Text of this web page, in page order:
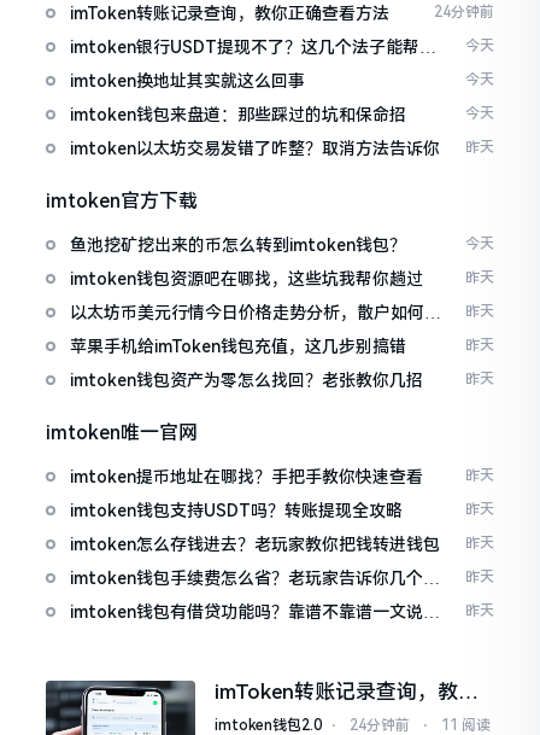
imToken转账记录查询，教你正确查看方法 24分钟前
imtoken银行USDT提现不了？这几个法子能帮你
搞定
今天
imtoken换地址其实就这么回事 今天
imtoken钱包来盘道：那些踩过的坑和保命招 今天
imtoken以太坊交易发错了咋整？取消方法告诉你 昨天
imtoken官方下载
鱼池挖矿挖出来的币怎么转到imtoken钱包？ 今天
imtoken钱包资源吧在哪找，这些坑我帮你趟过 昨天
以太坊币美元行情今日价格走势分析，散户如何避
免追涨杀跌被套牢
昨天
苹果手机给imToken钱包充值，这几步别搞错 昨天
imtoken钱包资产为零怎么找回？老张教你几招 昨天
imtoken唯一官网
imtoken提币地址在哪找？手把手教你快速查看 昨天
imtoken钱包支持USDT吗？转账提现全攻略 昨天
imtoken怎么存钱进去？老玩家教你把钱转进钱包 昨天
imtoken钱包手续费怎么省？老玩家告诉你几个实
在招
昨天
imtoken钱包有借贷功能吗？靠谱不靠谱一文说清
昨天
imToken转账记录查询，教你
正确查看方法
imtoken钱包2.0 ⋅ 24分钟前 ⋅ 11 阅读